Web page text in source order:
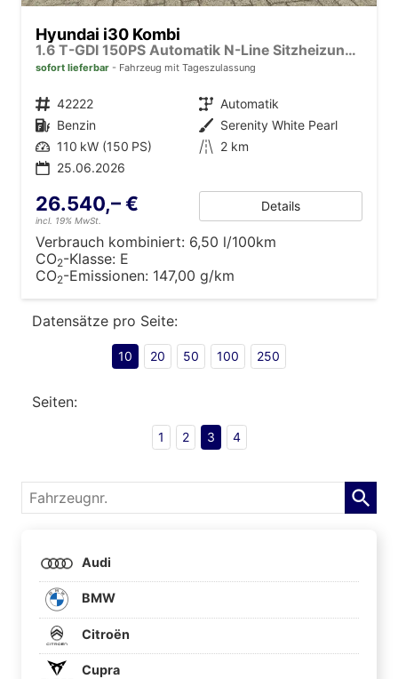
Hyundai i30 Kombi
1.6 T-GDI 150PS Automatik N-Line Sitzheizung Lenkradheizung Klimaautomatik Navi 10,3"-Touchscreen Bluelink Apple CarPlay + Android Auto PDC v+h Rückf.Kamera 18-LM
sofort lieferbar Fahrzeug mit Tageszulassung
Fahrzeugnr. 42222 Getriebe Automatik
Kraftstoff Benzin Außenfarbe Serenity White Pearl
Leistung 110 kW (150 PS) Kilometerstand 2 km
25.06.2026
26.540,– €
incl. 19% MwSt.
Details
Verbrauch kombiniert: 6,50 l/100km
CO2-Klasse: E
CO2-Emissionen: 147,00 g/km
Datensätze pro Seite:
10 20 50 100 250
Seiten:
1 2 3 4
Fahrzeugnr.
Audi
BMW
Citroën
Cupra